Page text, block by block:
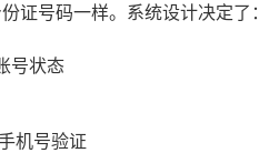
证号码一样。系统设计决定了：
号状态
机号验证